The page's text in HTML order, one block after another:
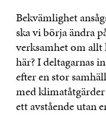
Bekvämlighet
ska vi börja ändra
verksamhet om
här? I deltagarnas
efter en stor
med
ett avstående utan